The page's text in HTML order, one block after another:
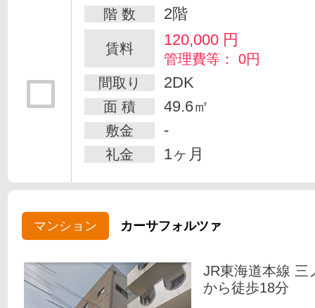
階 数 2階
賃料 120,000 円
管理費等： 0円
間取り
2DK
面 積 49.6㎡
敷金 -
礼金 1ヶ月
マンション カーサフォルツァ
JR東海道本線 三
から徒歩18分